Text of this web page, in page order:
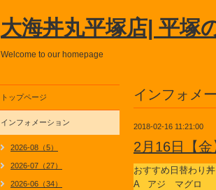
大海丼丸平塚店| 平塚
Welcome to our homepage
インフォメ
2018-02-16 11:21:00
2月16日【
おすすめ日替わり丼
A アジ マグロ
トップページ
インフォメーション
2026-08（5）
2026-07（27）
2026-06（34）